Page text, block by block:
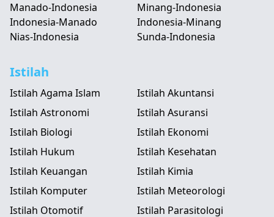
Manado-Indonesia
Indonesia-Manado
Minang-Indonesia
Indonesia-Minang
Nias-Indonesia
Sunda-Indonesia
Istilah
Istilah Agama Islam
Istilah Akuntansi
Istilah Astronomi
Istilah Asuransi
Istilah Biologi
Istilah Ekonomi
Istilah Hukum
Istilah Kesehatan
Istilah Keuangan
Istilah Kimia
Istilah Komputer
Istilah Meteorologi
Istilah Otomotif
Istilah Parasitologi